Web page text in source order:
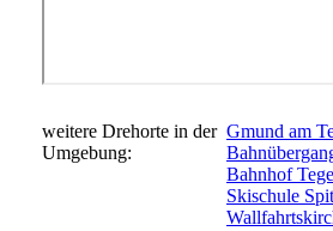
weitere Drehorte in der
Umgebung:
Gmund am
Bahnhof
Skischule